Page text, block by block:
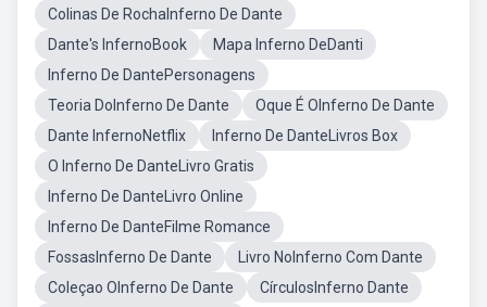
Colinas De RochaInferno De Dante
Dante's InfernoBook
Mapa Inferno DeDanti
Inferno De DantePersonagens
Teoria DoInferno De Dante
Oque É OInferno De Dante
Dante InfernoNetflix
Inferno De DanteLivros Box
O Inferno De DanteLivro Gratis
Inferno De DanteLivro Online
Inferno De DanteFilme Romance
FossasInferno De Dante
Livro NoInferno Com Dante
Coleçao OInferno De Dante
CírculosInferno Dante